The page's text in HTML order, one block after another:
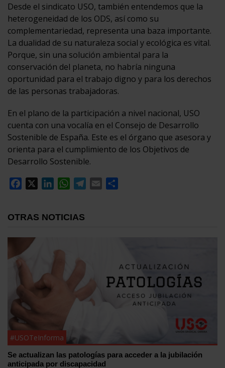
Desde el sindicato USO, también entendemos que la
heterogeneidad de los ODS, así como su
complementariedad, representa una baza importante.
La dualidad de su naturaleza social y ecológica es vital.
Porque, sin una solución ambiental para la
conservación del planeta, no habría ninguna
oportunidad para el trabajo digno y para los derechos
de las personas trabajadoras.
En el plano de la participación a nivel nacional, USO
cuenta con una vocalía en el Consejo de Desarrollo
Sostenible de España. Este es el órgano que asesora y
orienta para el cumplimiento de los Objetivos de
Desarrollo Sostenible.
Facebook
LinkedInWhatsApp
Telegram
Email
OTRAS NOTICIAS
#USOTeInforma
Se actualizan las patologías para acceder a la jubilación
anticipada por discapacidad